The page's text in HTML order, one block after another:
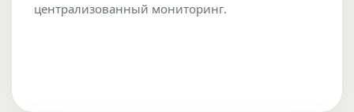
централизованный мониторинг.